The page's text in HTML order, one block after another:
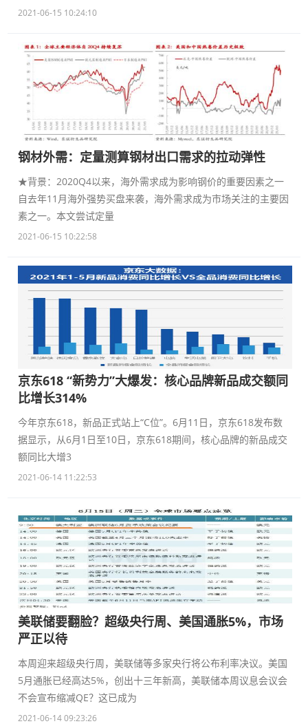
2021-06-15 10:24:10
钢材外需：定量测算钢材出口需求的拉动弹性
★背景：2020Q4以来，海外需求成为影响钢价的重要因素之一
自去年11月海外强势买盘来袭，海外需求成为市场关注的主要因
素之一。本文尝试定量
2021-06-15 10:22:58
京东618 “新势力”大爆发：核心品牌新品成交额同
比增长314%
今年京东618，新品正式站上“C位”。6月11日，京东618发布数
据显示，从6月1日至10日，京东618期间，核心品牌的新品成交
额同比大增3
2021-06-14 11:22:53
美联储要翻脸？超级央行周、美国通胀5%，市场
严正以待
本周迎来超级央行周，美联储等多家央行将公布利率决议。美国
5月通胀已经高达5%，创出十三年新高，美联储本周议息会议会
不会宣布缩减QE？这已成为
2021-06-14 09:23:26